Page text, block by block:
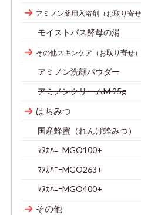
アミノン薬用入浴剤（お取り寄せ
モイストバス酵母の湯
その他スキンケア（お取り寄せ）
アミノン洗顔パウダー
アミノンクリームM 95g
はちみつ
国産蜂蜜（れんげ蜂みつ）
ﾏﾇｶﾊﾆｰMGO100+
ﾏﾇｶﾊﾆｰMGO263+
ﾏﾇｶﾊﾆｰMGO400+
その他